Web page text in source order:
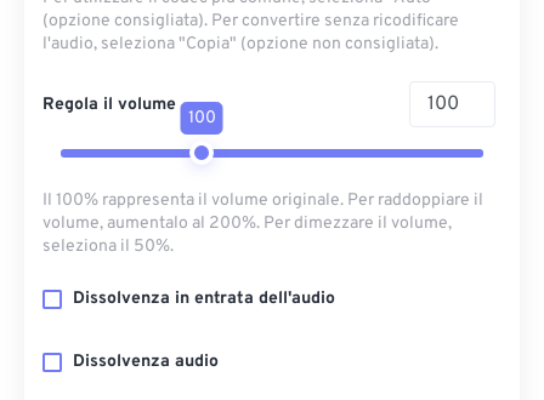
(opzione consigliata). Per convertire senza ricodificare
l'audio, seleziona "Copia" (opzione non consigliata).
Regola il volume
100
Il 100% rappresenta il volume originale. Per raddoppiare il
volume, aumentalo al 200%. Per dimezzare il volume,
seleziona il 50%.
Dissolvenza in entrata dell'audio
Dissolvenza audio